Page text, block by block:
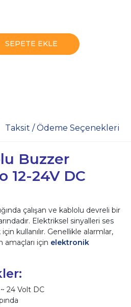
SEPETE EKLE
Taksit / Ödeme Seçenekleri
Buzzer
12-24V DC
çalışan ve kablolu devreli bir
Elektriksel sinyalleri ses
kullanılır. Genellikle alarmlar,
amaçları için elektronik
~ 24 Volt DC